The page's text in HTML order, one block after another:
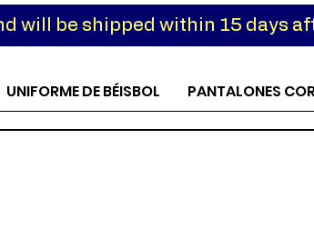
will be shipped within 15 days
UNIFORME DE BÉISBOL PANTALONES